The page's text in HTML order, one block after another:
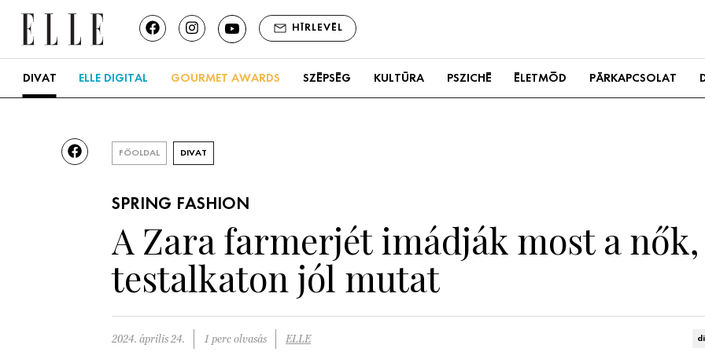
HÍRLEVÉL
DIVAT ELLE DIGITAL GOURMET AWARDS SZÉPSÉG KULTÚRA PSZICHÉ ÉLETMÓD PÁRKAPCSOLAT
FŐOLDAL DIVAT
SPRING FASHION
A Zara farmerjét imádják most a
testalkaton jól mutat
2024. április 24. 1 perc olvasás ELLE